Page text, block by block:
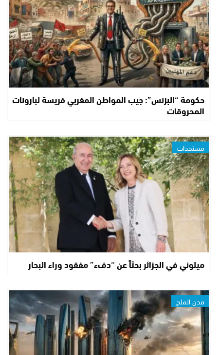
حكومة “البزنس”: جيب المواطن المغربي فريسة لبارونات
المحروقات
مستجدات
ميلوني في الجزائر بحثاً عن “دفء” مفقود وراء البحار
مدن الملح